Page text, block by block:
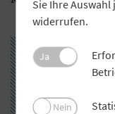
Sie Ihre
widerrufen.
Ja
Nein